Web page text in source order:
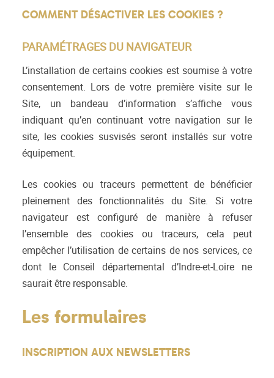
COMMENT DÉSACTIVER LES COOKIES ?
PARAMÉTRAGES DU NAVIGATEUR
L’installation de certains cookies est soumise à votre
consentement. Lors de votre première visite sur le
Site, un bandeau d’information s’affiche vous
indiquant qu’en continuant votre navigation sur le
site, les cookies susvisés seront installés sur votre
équipement.
Les cookies ou traceurs permettent de bénéficier
pleinement des fonctionnalités du Site. Si votre
navigateur est configuré de manière à refuser
l’ensemble des cookies ou traceurs, cela peut
empêcher l’utilisation de certains de nos services, ce
dont le Conseil départemental d’Indre-et-Loire ne
saurait être responsable.
Les formulaires
INSCRIPTION AUX NEWSLETTERS